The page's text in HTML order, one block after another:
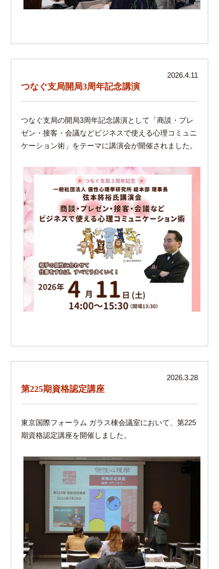
2026.4.11
つなぐ支局開局3周年記念講演
つなぐ支局の開局3周年記念講演として「商談・プレ
ゼン・接客・会議などビジネスで使える心理コミュニ
ケーション術」をテーマに講演会が開催されました。
2026.3.28
第225期資格認定講座
東京国際フォーラム ガラス棟会議室において、第225
期資格認定講座を開催しました。